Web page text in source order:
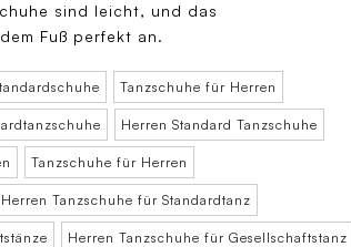
sind leicht, und das
Fuß perfekt an.
Tanzschuhe für Herren
Herren Standard Tanzschuhe
Tanzschuhe für Herren
Herren Tanzschuhe für Standardtanz
Herren Tanzschuhe für Gesellschaftstanz